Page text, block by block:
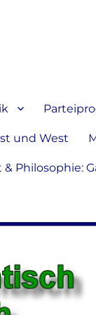
und West
Philosophie: